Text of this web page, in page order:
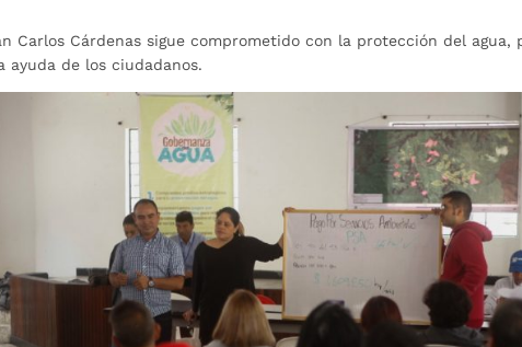
Carlos Cárdenas sigue comprometido con la protección del agua,
ayuda de los ciudadanos.